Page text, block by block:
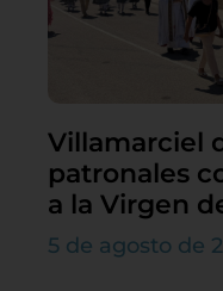
Villamarciel
patronales
a la Virgen
5 de agosto de